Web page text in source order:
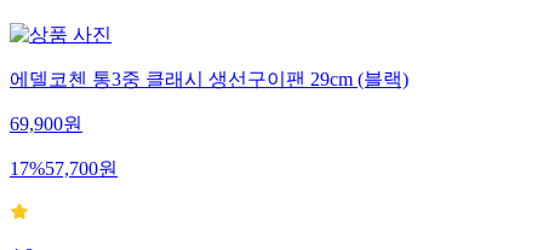
에델코첸 통3중 클래시 생선구이팬 29cm (블랙)
69,900원
17%57,700원